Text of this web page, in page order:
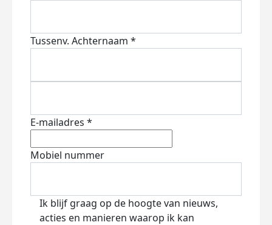
Tussenv. Achternaam *
E-mailadres *
Mobiel nummer
Ik blijf graag op de hoogte van nieuws,
acties en manieren waarop ik kan